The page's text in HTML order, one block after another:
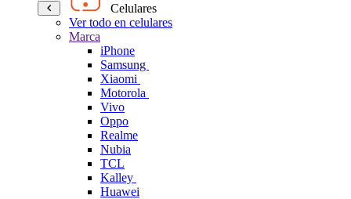
Celulares
Ver todo en celulares
Marca
iPhone
Samsung
Xiaomi
Motorola
Vivo
Oppo
Realme
Nubia
TCL
Kalley
Huawei